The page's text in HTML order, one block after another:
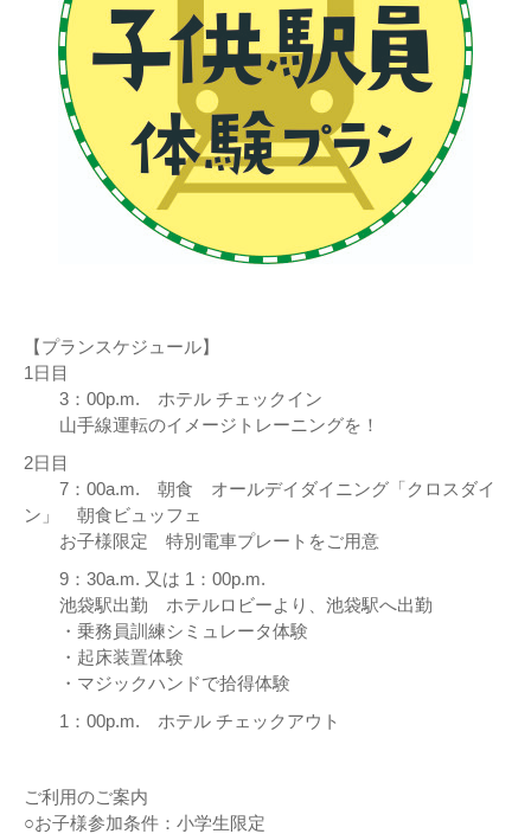
【プランスケジュール】
1日目
3：00p.m. ホテル チェックイン
山手線運転のイメージトレーニングを！
2日目
7：00a.m. 朝食 オールデイダイニング「クロスダイ
ン」 朝食ビュッフェ
お子様限定 特別電車プレートをご用意
9：30a.m. 又は 1：00p.m.
池袋駅出勤 ホテルロビーより、池袋駅へ出勤
・乗務員訓練シミュレータ体験
・起床装置体験
・マジックハンドで拾得体験
1：00p.m. ホテル チェックアウト
ご利用のご案内
○お子様参加条件：小学生限定